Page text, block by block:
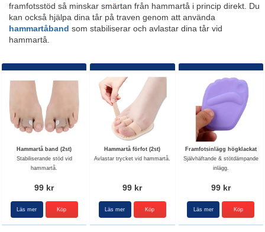
framfotsstöd så minskar smärtan från hammartå i princip direkt. Du
kan också hjälpa dina tår på traven genom att använda
hammartåband som stabiliserar och avlastar dina tår vid
hammartå.
Hammartå band (2st)
Stabiliserande stöd vid
hammartå.
99 kr
Läs mer
Hammartå förfot (2st)
Avlastar trycket vid hammartå.
99 kr
Läs mer
Framfotsinlägg högklackat
Självhäftande & stötdämpande
inlägg.
99 kr
Läs mer